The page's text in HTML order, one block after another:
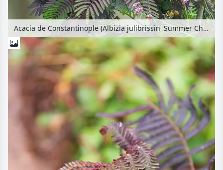
Acacia de Constantinople (Albizia julibrissin 'Summer Chocolate')